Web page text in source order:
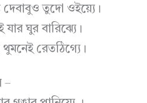
দেবাবুও তুদো ওইয়্যে।
ঘুর বারিঝ্যে।
রেতঠিগ্যে।
–